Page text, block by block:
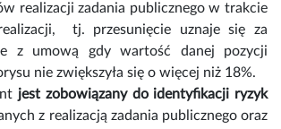
realizacji zadania publicznego w trakcie
tj. przesunięcie uznaje się za
z umową gdy wartość danej pozycji
nie zwiększyła się o więcej niż 18%.
jest zobowiązany do identyfikacji ryzyk
z realizacją zadania publicznego oraz